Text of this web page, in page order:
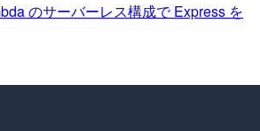
のサーバーレス構成で Express を